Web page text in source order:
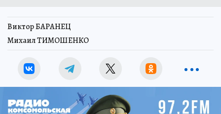
Виктор БАРАНЕЦ
Михаил ТИМОШЕНКО